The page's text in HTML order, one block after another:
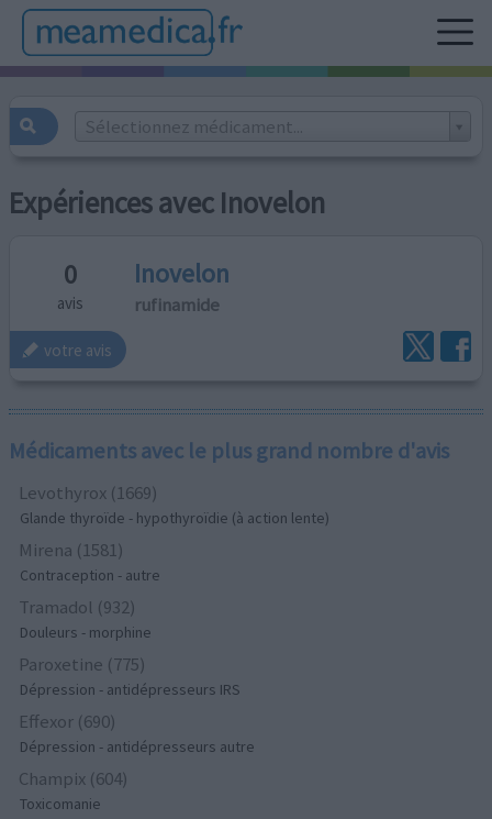
Sélectionnez médicament...
Expériences avec Inovelon
0
avis
Inovelon
rufinamide
votre avis
Médicaments avec le plus grand nombre d'avis
Levothyrox (1669)
Glande thyroïde - hypothyroïdie (à action lente)
Mirena (1581)
Contraception - autre
Tramadol (932)
Douleurs - morphine
Paroxetine (775)
Dépression - antidépresseurs IRS
Effexor (690)
Dépression - antidépresseurs autre
Champix (604)
Toxicomanie